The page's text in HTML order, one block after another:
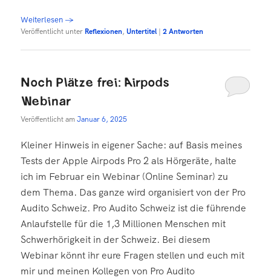
Weiterlesen→
Veröffentlicht unter Reflexionen,Untertitel |2Antworten
Noch Plätze frei: Airpods
Webinar
Veröffentlicht amJanuar 6, 2025
Kleiner Hinweis in eigener Sache: auf Basis meines
Tests der Apple Airpods Pro 2 als Hörgeräte, halte
ich im Februar ein Webinar (Online Seminar) zu
dem Thema. Das ganze wird organisiert von der Pro
Audito Schweiz. Pro Audito Schweiz ist die führende
Anlaufstelle für die 1,3 Millionen Menschen mit
Schwerhörigkeit in der Schweiz. Bei diesem
Webinar könnt ihr eure Fragen stellen und euch mit
mir und meinen Kollegen von Pro Audito